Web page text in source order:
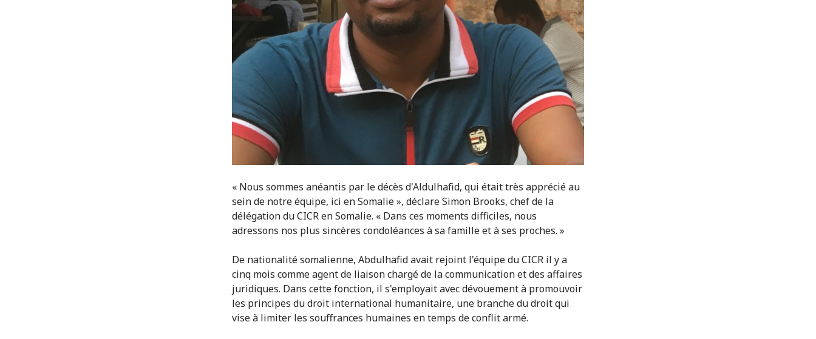
« Nous sommes anéantis par le décès d'Aldulhafid, qui était très apprécié au
sein de notre équipe, ici en Somalie », déclare Simon Brooks, chef de la
délégation du CICR en Somalie. « Dans ces moments difficiles, nous
adressons nos plus sincères condoléances à sa famille et à ses proches. »
De nationalité somalienne, Abdulhafid avait rejoint l'équipe du CICR il y a
cinq mois comme agent de liaison chargé de la communication et des affaires
juridiques. Dans cette fonction, il s'employait avec dévouement à promouvoir
les principes du droit international humanitaire, une branche du droit qui
vise à limiter les souffrances humaines en temps de conflit armé.